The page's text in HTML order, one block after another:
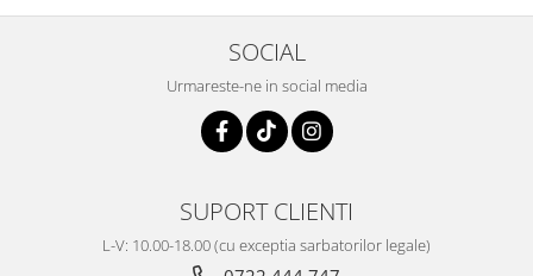
SOCIAL
Urmareste-ne in social media
SUPORT CLIENTI
L-V: 10.00-18.00 (cu exceptia sarbatorilor legale)